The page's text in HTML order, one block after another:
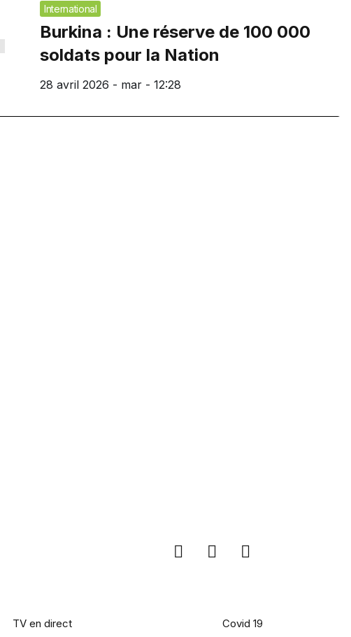
International
Burkina : Une réserve de 100 000
soldats pour la Nation
28 avril 2026 - mar - 12:28
TV en direct Covid 19